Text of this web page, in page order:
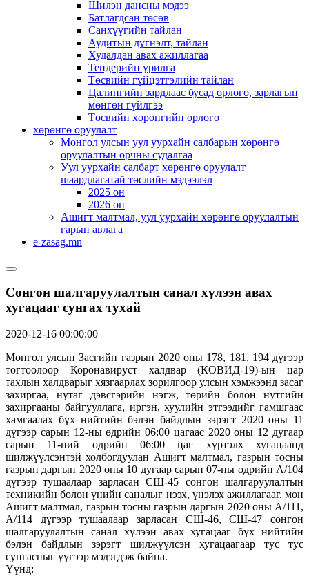
Шилэн дансны мэдээ
Батлагдсан төсөв
Санхүүгийн тайлан
Аудитын дүгнэлт, тайлан
Худалдан авах ажиллагаа
Тендерийн урилга
Төсвийн гүйцэтгэлийн тайлан
Цалингийн зардлаас бусад орлого, зарлагын
мөнгөн гүйлгээ
Төсвийн хөрөнгийн орлого
хөрөнгө оруулалт
Монгол улсын уул уурхайн салбарын хөрөнгө
оруулалтын орчны судалгаа
Уул уурхайн салбарт хөрөнгө оруулалт
шаардлагатай төслийн мэдээлэл
2025 он
2026 он
Ашигт малтмал, уул уурхайн хөрөнгө оруулалтын
гарын авлага
e-zasag.mn
Сонгон шалгаруулалтын санал хүлээн авах
хугацааг сунгах тухай
2020-12-16 00:00:00
Монгол улсын Засгийн газрын 2020 оны 178, 181, 194 дүгээр
тогтоолоор Коронавируст халдвар (КОВИД-19)-ын цар
тахлын халдварыг хязгаарлах зорилгоор улсын хэмжээнд засаг
захиргаа, нутаг дэвсгэрийн нэгж, төрийн болон нутгийн
захиргааны байгууллага, иргэн, хуулийн этгээдийг гамшгаас
хамгаалах бүх нийтийн бэлэн байдлын зэрэгт 2020 оны 11
дүгээр сарын 12-ны өдрийн 06:00 цагаас 2020 оны 12 дугаар
сарын 11-ний өдрийн 06:00 цаг хүртэлх хугацаанд
шилжүүлсэнтэй холбогдуулан Ашигт малтмал, газрын тосны
газрын даргын 2020 оны 10 дугаар сарын 07-ны өдрийн А/104
дүгээр тушаалаар зарласан СШ-45 сонгон шалгаруулалтын
техникийн болон үнийн саналыг нээх, үнэлэх ажиллагааг, мөн
Ашигт малтмал, газрын тосны газрын даргын 2020 оны А/111,
А/114 дүгээр тушаалаар зарласан СШ-46, СШ-47 сонгон
шалгаруулалтын санал хүлээн авах хугацааг бүх нийтийн
бэлэн байдлын зэрэгт шилжүүлсэн хугацаагаар тус тус
сунгасныг үүгээр мэдэгдэж байна.
Үүнд: